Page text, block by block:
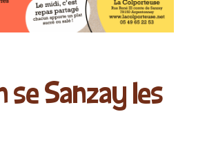
se Sanzay les